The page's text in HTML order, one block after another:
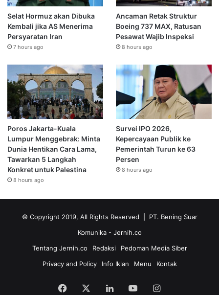
Selat Hormuz akan Dibuka
Kembali jika AS Menerima
Persyaratan Iran
7 hours ago
Ancaman Retak Struktur
Boeing 737 MAX, Ratusan
Pesawat Wajib Inspeksi
8 hours ago
Poros Jakarta-Kuala
Lumpur Menggebrak: Minta
Dunia Hentikan Cara Lama,
Tawarkan 5 Langkah
Konkret untuk Palestina
8 hours ago
Survei IPO 2026,
Kepercayaan Publik ke
Pemerintah Turun ke 63
Persen
8 hours ago
© Copyright 2019, All Rights Reserved | PT. Bening Suar
Komunika - Jernih.co
Tentang Jernih.co
Redaksi
Pedoman Media Siber
Privacy and Policy
Info Iklan Menu Kontak
Facebook LinkedInYouTubeInstagram